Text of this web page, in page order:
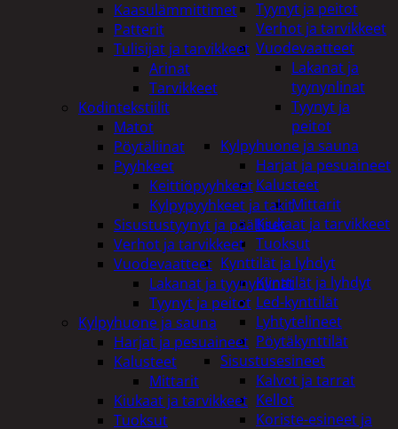
Tyynyt ja peitot
Verhot ja tarvikkeet
Vuodevaatteet
Lakanat ja
tyynynlinat
Tyynyt ja
peitot
Kylpyhuone ja sauna
Harjat ja pesuaineet
Kalusteet
Mittarit
Kiukaat ja tarvikkeet
Tuoksut
Kynttilät ja lyhdyt
Kynttilät ja lyhdyt
Led-kynttilät
Lyhtytelineet
Pöytäkynttilät
Sisustusesineet
Kalvot ja tarrat
Kellot
Koriste-esineet ja
Kaasulämmittimet
Patterit
Tulisijat ja tarvikkeet
Arinat
Tarvikkeet
Kodintekstiilit
Matot
Pöytäliinat
Pyyhkeet
Keittiöpyyhkeet
Kylpypyyhkeet ja takit
Sisustustyynyt ja päälliset
Verhot ja tarvikkeet
Vuodevaatteet
Lakanat ja tyynynlinat
Tyynyt ja peitot
Kylpyhuone ja sauna
Harjat ja pesuaineet
Kalusteet
Mittarit
Kiukaat ja tarvikkeet
Tuoksut